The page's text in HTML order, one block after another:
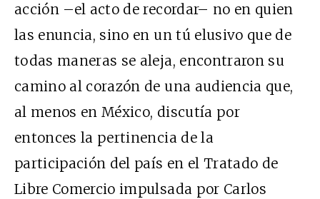
acción –el acto de recordar– no en quien
las enuncia, sino en un tú elusivo que de
todas maneras se aleja, encontraron su
camino al corazón de una audiencia que,
al menos en México, discutía por
entonces la pertinencia de la
participación del país en el Tratado de
Libre Comercio impulsada por Carlos